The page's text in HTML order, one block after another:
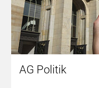
AG Politik